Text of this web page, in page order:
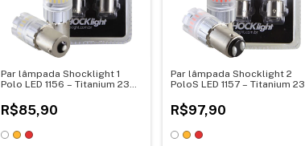
Par lâmpada Shocklight 1
Polo LED 1156 – Titanium 23
R$85,90
Par lâmpada Shocklight 2
PoloS LED 1157 – Titanium 23
R$97,90